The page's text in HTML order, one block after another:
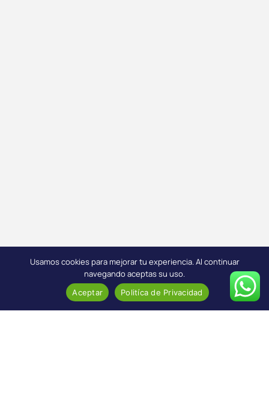
Usamos cookies para mejorar tu experiencia. Al continuar
navegando aceptas su uso.
Aceptar Politíca de Privacidad